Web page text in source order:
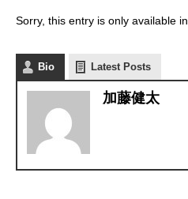
Sorry, this entry is only available in
Bio Latest Posts
加藤健太